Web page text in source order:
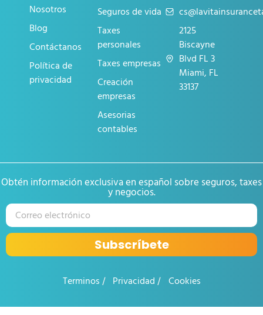
Nosotros
Blog
Contáctanos
Política de
privacidad
Seguros de vida
Taxes
personales
Taxes empresas
Creación
empresas
Asesorias
contables
2125
Biscayne
Blvd FL 3
Miami, FL
33137
Obtén información exclusiva en español sobre seguros, taxes
y negocios.
Subscríbete
Terminos Privacidad Cookies